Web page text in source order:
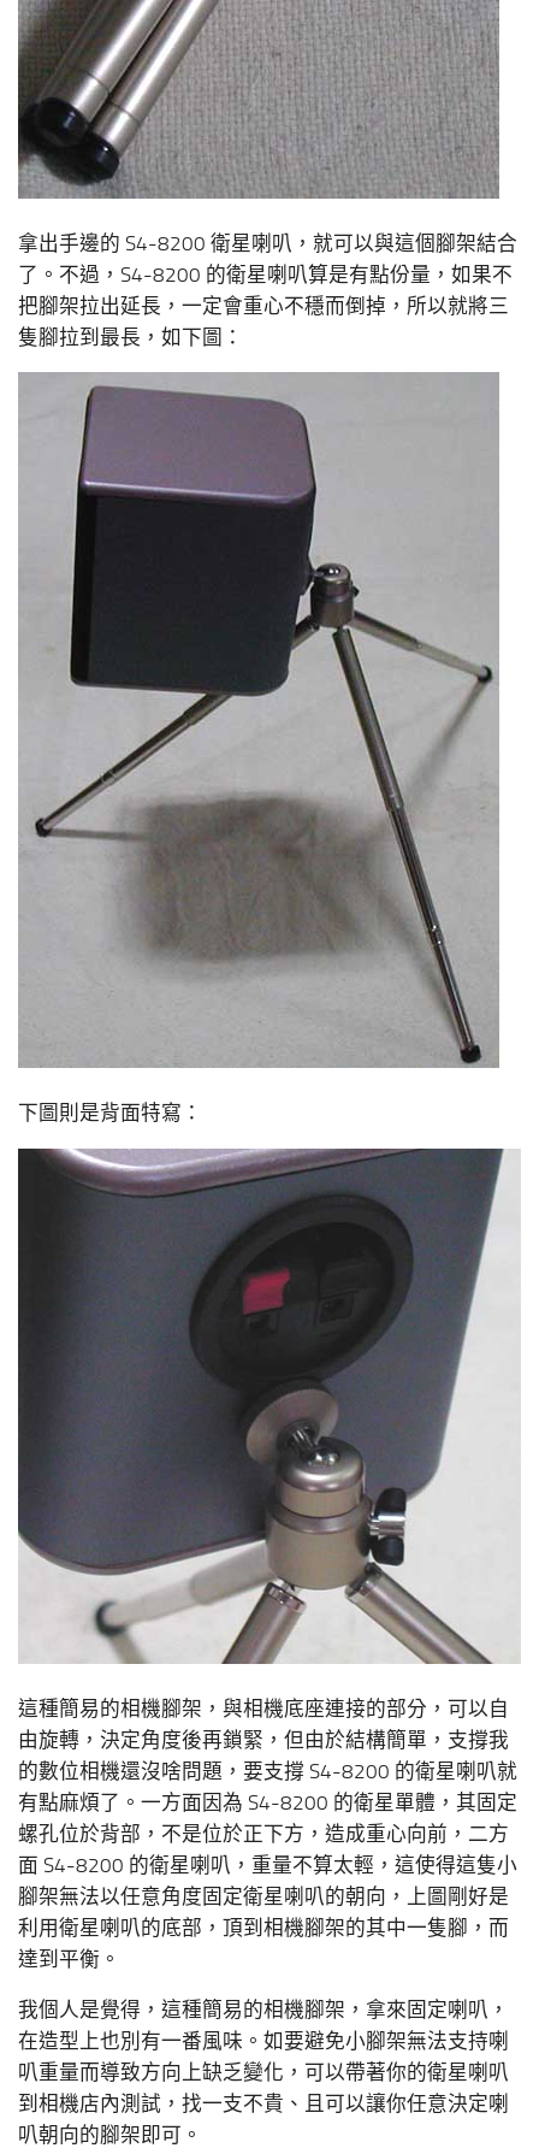
拿出手邊的 S4-8200 衛星喇叭，就可以與這個腳架結合
了。不過，S4-8200 的衛星喇叭算是有點份量，如果不
把腳架拉出延長，一定會重心不穩而倒掉，所以就將三
隻腳拉到最長，如下圖：
下圖則是背面特寫：
這種簡易的相機腳架，與相機底座連接的部分，可以自
由旋轉，決定角度後再鎖緊，但由於結構簡單，支撐我
的數位相機還沒啥問題，要支撐 S4-8200 的衛星喇叭就
有點麻煩了。一方面因為 S4-8200 的衛星單體，其固定
螺孔位於背部，不是位於正下方，造成重心向前，二方
面 S4-8200 的衛星喇叭，重量不算太輕，這使得這隻小
腳架無法以任意角度固定衛星喇叭的朝向，上圖剛好是
利用衛星喇叭的底部，頂到相機腳架的其中一隻腳，而
達到平衡。
我個人是覺得，這種簡易的相機腳架，拿來固定喇叭，
在造型上也別有一番風味。如要避免小腳架無法支持喇
叭重量而導致方向上缺乏變化，可以帶著你的衛星喇叭
到相機店內測試，找一支不貴、且可以讓你任意決定喇
叭朝向的腳架即可。